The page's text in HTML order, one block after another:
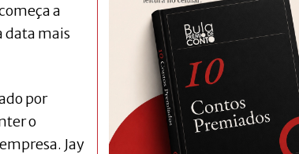
a
data mais
por
o
Jay